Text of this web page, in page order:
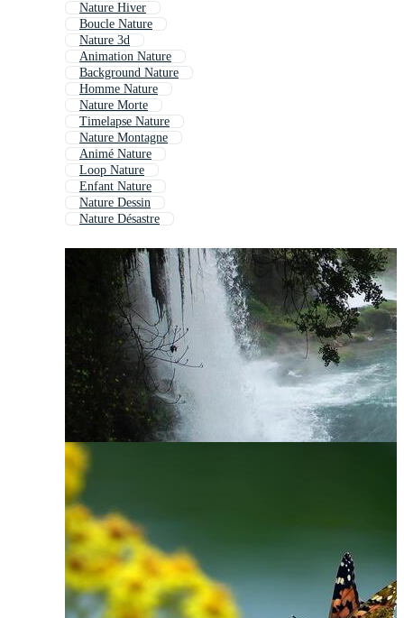
Nature Hiver
Boucle Nature
Nature 3d
Animation Nature
Background Nature
Homme Nature
Nature Morte
Timelapse Nature
Nature Montagne
Animé Nature
Loop Nature
Enfant Nature
Nature Dessin
Nature Désastre